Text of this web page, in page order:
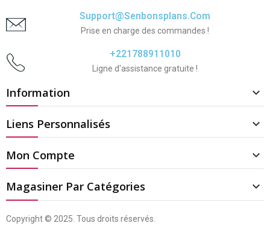
Support@senbonsplans.com
Prise en charge des commandes !
+221788911010
Ligne d'assistance gratuite !
Information 
Liens Personnalisés 
Mon Compte 
Magasiner Par Catégories 
Copyright © 2025. Tous droits réservés.